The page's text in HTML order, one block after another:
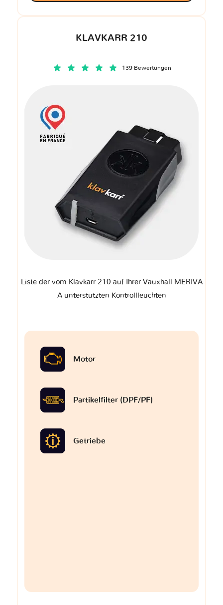
KLAVKARR 210
139 Bewertungen
Liste der vom Klavkarr 210 auf Ihrer Vauxhall MERIVA
A unterstützten Kontrollleuchten
Motor
Partikelfilter (DPF/PF)
Getriebe